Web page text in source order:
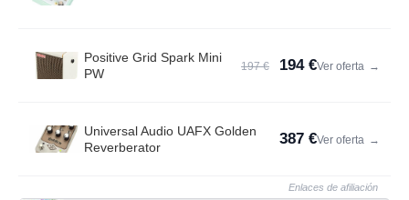
Positive Grid Spark Mini
PW
197 € 194 €Ver oferta →
Universal Audio UAFX Golden
Reverberator
387 €Ver oferta →
Enlaces de afiliación